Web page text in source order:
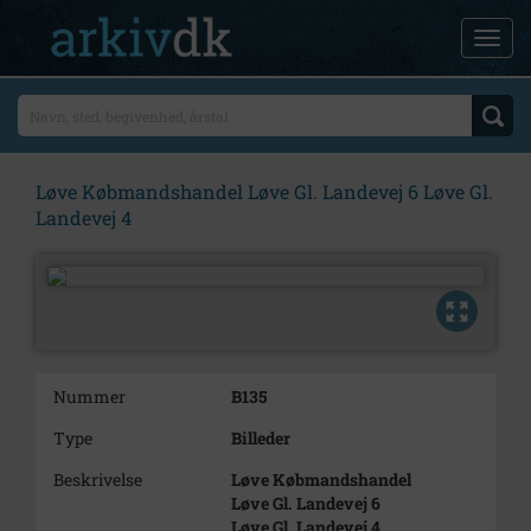
Løve Købmandshandel Løve Gl. Landevej 6 Løve Gl.
Landevej 4
Nummer
B135
Type
Billeder
Beskrivelse
Løve Købmandshandel
Løve Gl. Landevej 6